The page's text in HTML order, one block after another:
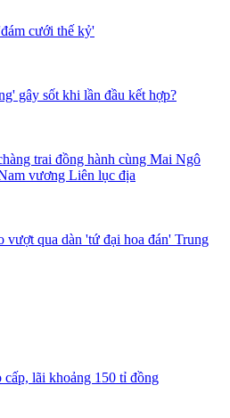
cưới thế kỷ'
gây sốt khi lần đầu kết hợp?
trai đồng hành cùng Mai Ngô
vương Liên lục địa
vượt qua dàn 'tứ đại hoa đán' Trung
cấp, lãi khoảng 150 tỉ đồng